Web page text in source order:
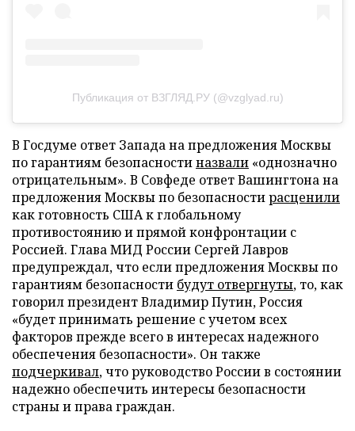
Публикация от ВЗГЛЯД.РУ (@vzglyad.ru)
В Госдуме ответ Запада на предложения Москвы
по гарантиям безопасностиназвали «однозначно
отрицательным». В Совфеде ответ Вашингтона на
предложения Москвы по безопасностирасценили
как готовность США к глобальному
противостоянию и прямой конфронтации с
Россией. Глава МИД России Сергей Лавров
предупреждал, что если предложения Москвы по
гарантиям безопасности будут отвергнуты, то, как
говорил президент Владимир Путин, Россия
«будет принимать решение с учетом всех
факторов прежде всего в интересах надежного
обеспечения безопасности». Он также
подчеркивал, что руководство России в состоянии
надежно обеспечить интересы безопасности
страны и права граждан.